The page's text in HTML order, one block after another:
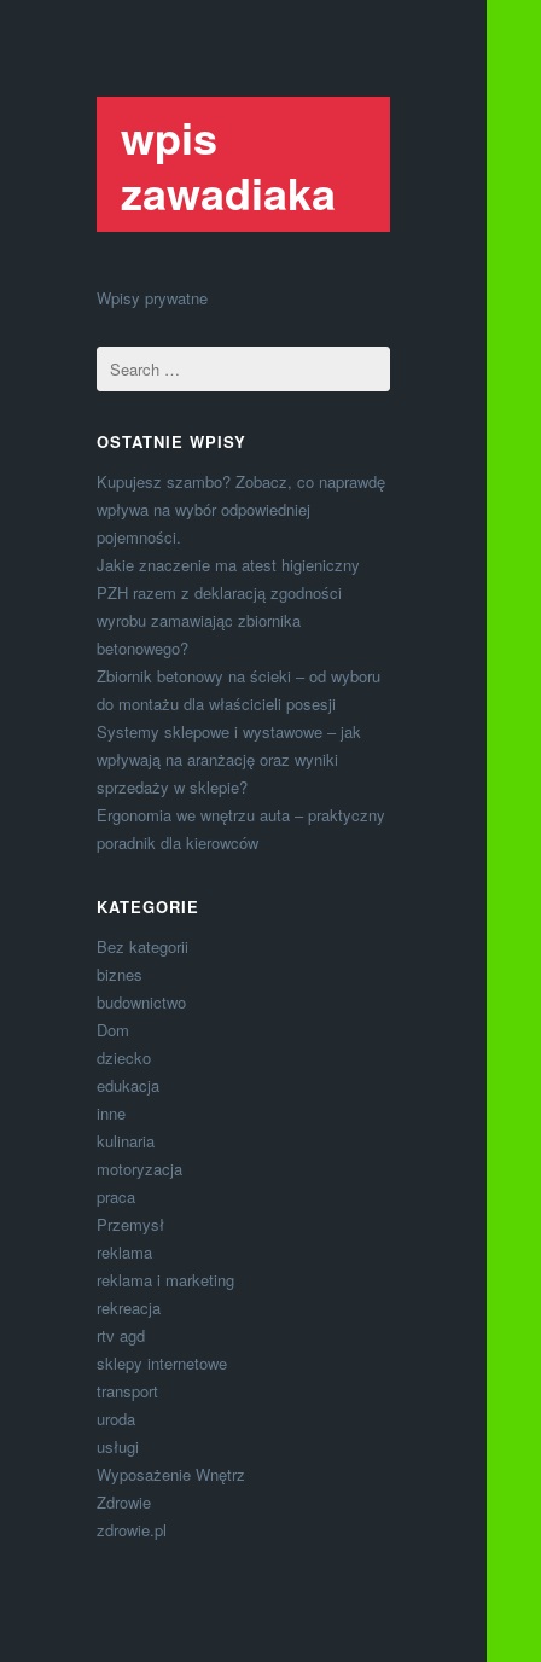
wpis
zawadiaka
Wpisy prywatne
OSTATNIE WPISY
Kupujesz szambo? Zobacz, co naprawdę
wpływa na wybór odpowiedniej
pojemności.
Jakie znaczenie ma atest higieniczny
PZH razem z deklaracją zgodności
wyrobu zamawiając zbiornika
betonowego?
Zbiornik betonowy na ścieki – od wyboru
do montażu dla właścicieli posesji
Systemy sklepowe i wystawowe – jak
wpływają na aranżację oraz wyniki
sprzedaży w sklepie?
Ergonomia we wnętrzu auta – praktyczny
poradnik dla kierowców
KATEGORIE
Bez kategorii
biznes
budownictwo
Dom
dziecko
edukacja
inne
kulinaria
motoryzacja
praca
Przemysł
reklama
reklama i marketing
rekreacja
rtv agd
sklepy internetowe
transport
uroda
usługi
Wyposażenie Wnętrz
Zdrowie
zdrowie.pl